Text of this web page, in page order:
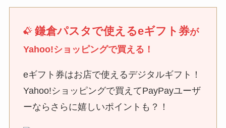
鎌倉パスタで使えるeギフト券が
Yahoo!ショッピングで買える！
eギフト券はお店で使えるデジタルギフト！
Yahoo!ショッピングで買えてPayPayユーザ
ーならさらに嬉しいポイントも？！